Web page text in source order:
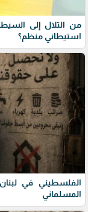
من التلال إلى
استيطاني منظم؟
الفلسطيني في
المسلماني